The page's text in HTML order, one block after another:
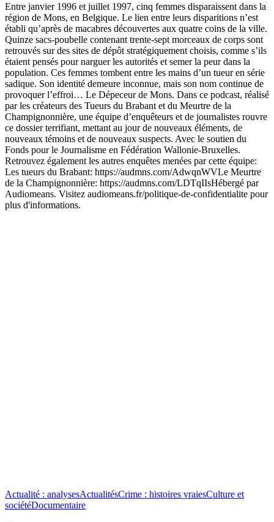
Entre janvier 1996 et juillet 1997, cinq femmes disparaissent dans la
région de Mons, en Belgique. Le lien entre leurs disparitions n’est
établi qu’après de macabres découvertes aux quatre coins de la ville.
Quinze sacs-poubelle contenant trente-sept morceaux de corps sont
retrouvés sur des sites de dépôt stratégiquement choisis, comme s’ils
étaient pensés pour narguer les autorités et semer la peur dans la
population. Ces femmes tombent entre les mains d’un tueur en série
sadique. Son identité demeure inconnue, mais son nom continue de
provoquer l’effroi… Le Dépeceur de Mons. Dans ce podcast, réalisé
par les créateurs des Tueurs du Brabant et du Meurtre de la
Champignonnière, une équipe d’enquêteurs et de journalistes rouvre
ce dossier terrifiant, mettant au jour de nouveaux éléments, de
nouveaux témoins et de nouveaux suspects. Avec le soutien du
Fonds pour le Journalisme en Fédération Wallonie-Bruxelles.
Retrouvez également les autres enquêtes menées par cette équipe:
Les tueurs du Brabant: https://audmns.com/AdwqnWVLe Meurtre
de la Champignonnière: https://audmns.com/LDTqIIsHébergé par
Audiomeans. Visitez audiomeans.fr/politique-de-confidentialite pour
plus d'informations.
Actualité : analysesActualitésCrime : histoires vraiesCulture et
sociétéDocumentaire